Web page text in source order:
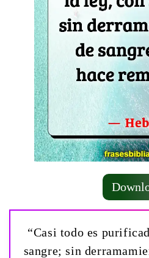
“Casi todo es
sangre; sin